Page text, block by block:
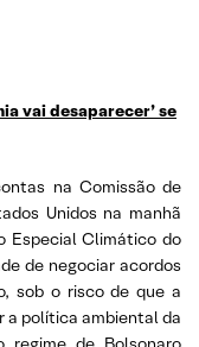
vai desaparecer’ se
na Comissão de
Unidos na manhã
Especial Climático do
de negociar acordos
sob o risco de que a
a política ambiental da